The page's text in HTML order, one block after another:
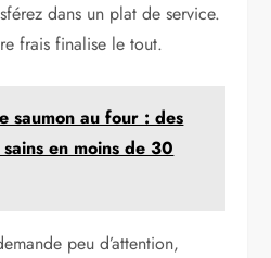
dans un plat de service.
frais finalise le tout.
saumon au four : des
en moins de 30
peu d’attention,